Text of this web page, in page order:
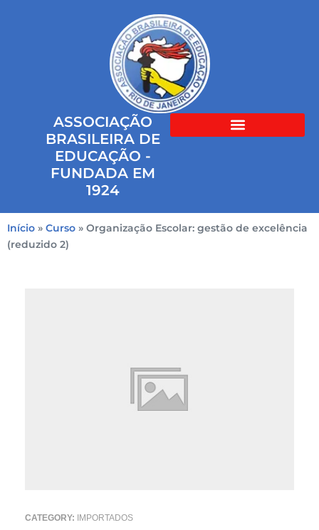
ASSOCIAÇÃO
BRASILEIRA DE
EDUCAÇÃO -
FUNDADA EM
1924
Início » Curso » Organização Escolar: gestão de excelência
(reduzido 2)
CATEGORY: IMPORTADOS